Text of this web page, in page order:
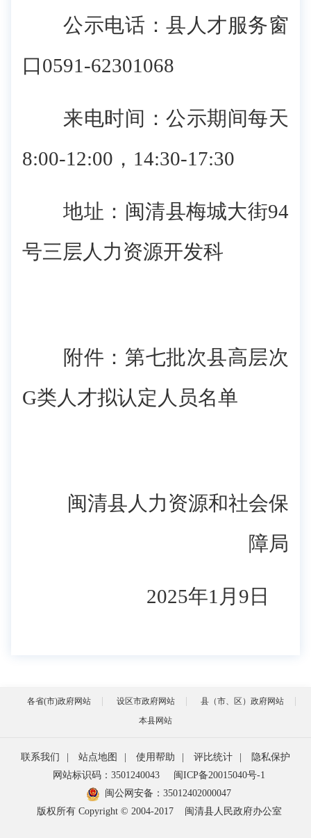
公示电话：县人才服务窗
口0591-62301068
来电时间：公示期间每天
8:00-12:00，14:30-17:30
地址：闽清县梅城大街94
号三层人力资源开发科
附件：第七批次县高层次
G类人才拟认定人员名单
闽清县人力资源和社会保
障局
2025年1月9日
各省(市)政府网站 设区市政府网站
县（市、区）政府网站
本县网站
联系我们 站点地图 使用帮助 评比统计
隐私保护
网站标识码：3501240043
闽ICP备20015040号-1
闽公网安备： 35012402000047
版权所有 Copyright © 2004-2017
闽清县人民政府办公室